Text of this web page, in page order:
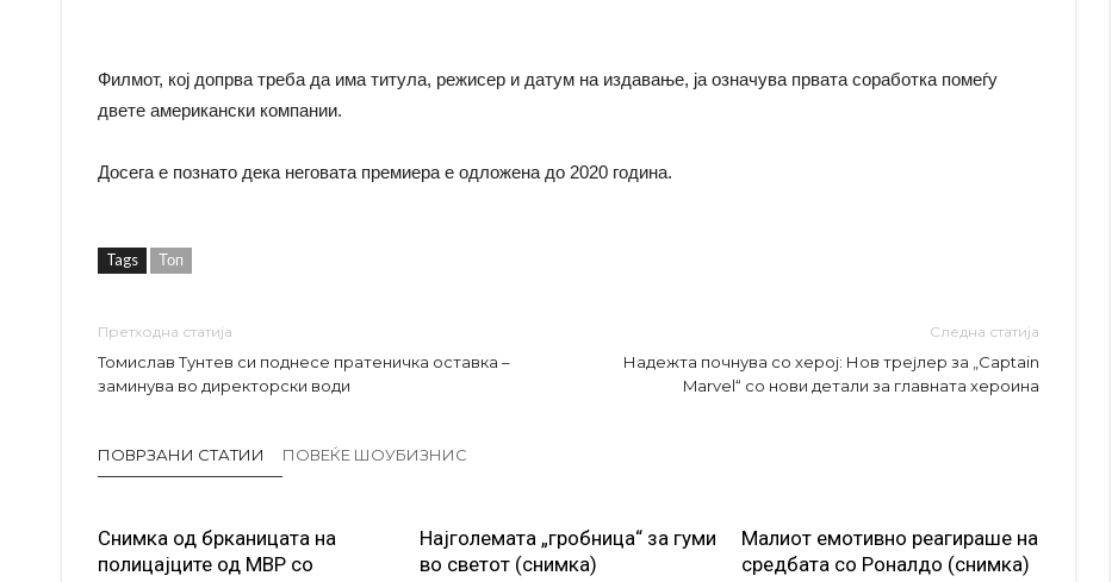
Филмот, кој допрва треба да има титула, режисер и датум на издавање, ја означува првата соработка помеѓу
двете американски компании.
Досега е познато дека неговата премиера е одложена до 2020 година.
Tags Топ
Претходна статија
Томислав Тунтев си поднесе пратеничка оставка –
заминува во директорски води
Следна статија
Надежта почнува со херој: Нов трејлер за „Captain
Marvel“ со нови детали за главната хероина
ПОВРЗАНИ СТАТИИ ПОВЕЌЕ ШОУБИЗНИС
Снимка од брканицата на
полицајците од МВР со
Најголемата „гробница“ за гуми
во светот (снимка)
Малиот емотивно реагираше на
средбата со Роналдо (снимка)